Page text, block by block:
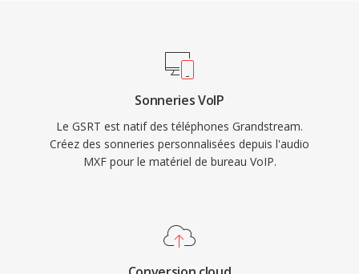
Sonneries VoIP
Le GSRT est natif des téléphones Grandstream.
Créez des sonneries personnalisées depuis l'audio
MXF pour le matériel de bureau VoIP.